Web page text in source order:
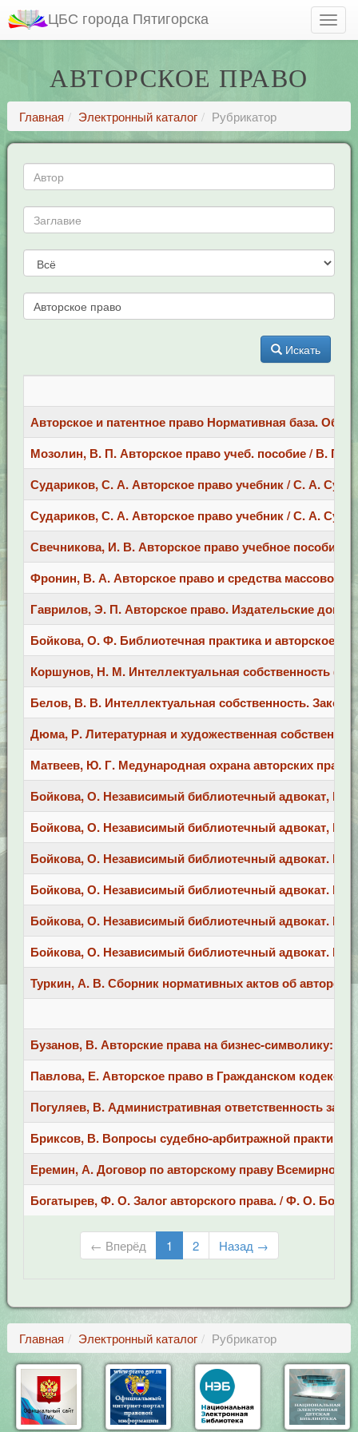
ЦБС города Пятигорска
АВТОРСКОЕ ПРАВО
Главная Электронный каталог Рубрикатор
Искать
Авторское и патентное право Нормативная база.
Мозолин, В. П. Авторское право учеб. пособие / В. П.
Судариков, С. А. Авторское право учебник / С. А.
Судариков, С. А. Авторское право учебник / С. А.
Свечникова, И. В. Авторское право учебное пособие
Фронин, В. А. Авторское право и средства массовой
Гаврилов, Э. П. Авторское право. Издательские
Бойкова, О. Ф. Библиотечная практика и авторское
Коршунов, Н. М. Интеллектуальная собственность
Белов, В. В. Интеллектуальная собственность.
Дюма, Р. Литературная и художественная
Матвеев, Ю. Г. Медународная охрана авторских прав
Бойкова, О. Независимый библиотечный адвокат, N
Бойкова, О. Независимый библиотечный адвокат,
Бойкова, О. Независимый библиотечный адвокат.
Бойкова, О. Независимый библиотечный адвокат. N3
Бойкова, О. Независимый библиотечный адвокат. N5
Бойкова, О. Независимый библиотечный адвокат.
Туркин, А. В. Сборник нормативных актов об
Бузанов, В. Авторские права на бизнес-
Павлова, Е. Авторское право в Гражданском кодексе
Погуляев, В. Административная ответственность за
Бриксов, В. Вопросы судебно-арбитражной
Еремин, А. Договор по авторскому праву Всемирной
Богатырев, Ф. О. Залог авторского права. / Ф. О.
← Вперёд 1 2 Назад →
Главная Электронный каталог Рубрикатор